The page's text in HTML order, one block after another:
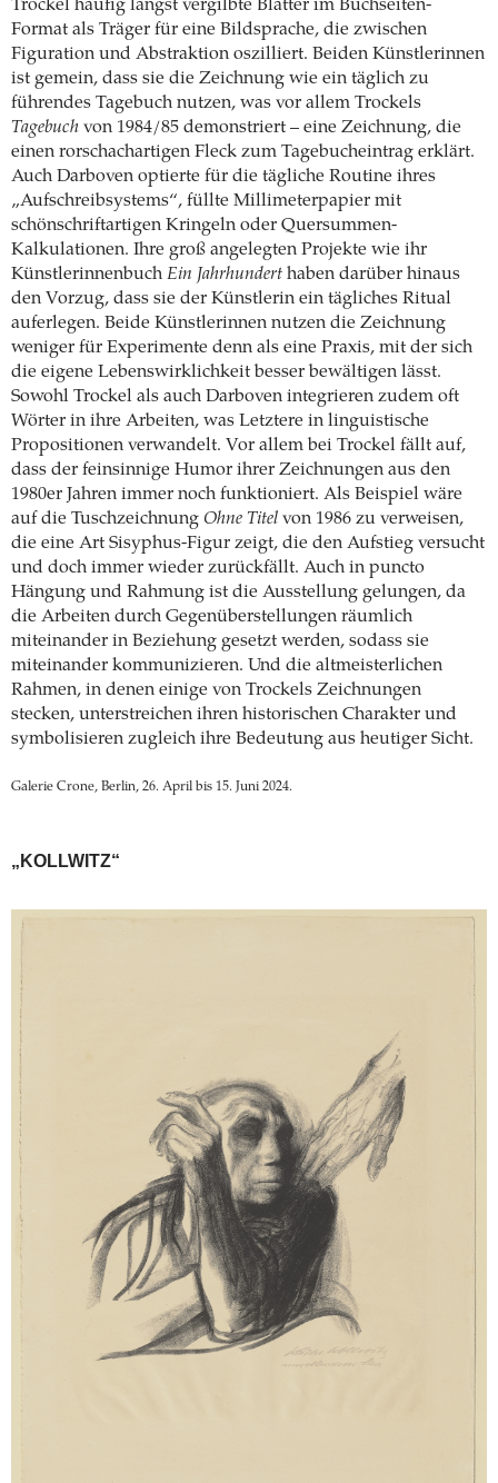
Trockel häufig längst vergilbte Blätter im Buchseiten-
Format als Träger für eine Bildsprache, die zwischen
Figuration und Abstraktion oszilliert. Beiden Künstlerinnen
ist gemein, dass sie die Zeichnung wie ein täglich zu
führendes Tagebuch nutzen, was vor allem Trockels
Tagebuch von 1984/85 demonstriert – eine Zeichnung, die
einen rorschachartigen Fleck zum Tagebucheintrag erklärt.
Auch Darboven optierte für die tägliche Routine ihres
„Aufschreibsystems“, füllte Millimeterpapier mit
schönschriftartigen Kringeln oder Quersummen-
Kalkulationen. Ihre groß angelegten Projekte wie ihr
Künstlerinnenbuch Ein Jahrhundert haben darüber hinaus
den Vorzug, dass sie der Künstlerin ein tägliches Ritual
auferlegen. Beide Künstlerinnen nutzen die Zeichnung
weniger für Experimente denn als eine Praxis, mit der sich
die eigene Lebenswirklichkeit besser bewältigen lässt.
Sowohl Trockel als auch Darboven integrieren zudem oft
Wörter in ihre Arbeiten, was Letztere in linguistische
Propositionen verwandelt. Vor allem bei Trockel fällt auf,
dass der feinsinnige Humor ihrer Zeichnungen aus den
1980er Jahren immer noch funktioniert. Als Beispiel wäre
auf die Tuschzeichnung Ohne Titel von 1986 zu verweisen,
die eine Art Sisyphus-Figur zeigt, die den Aufstieg versucht
und doch immer wieder zurückfällt. Auch in puncto
Hängung und Rahmung ist die Ausstellung gelungen, da
die Arbeiten durch Gegenüberstellungen räumlich
miteinander in Beziehung gesetzt werden, sodass sie
miteinander kommunizieren. Und die altmeisterlichen
Rahmen, in denen einige von Trockels Zeichnungen
stecken, unterstreichen ihren historischen Charakter und
symbolisieren zugleich ihre Bedeutung aus heutiger Sicht.
Galerie Crone, Berlin, 26. April bis 15. Juni 2024.
„KOLLWITZ“